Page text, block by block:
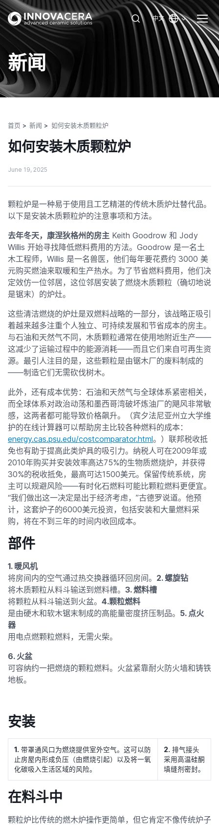
中文
新闻
首页 新闻 如何安装木质颗粒炉
如何安装木质颗粒炉
June 19, 2025
颗粒炉是一种易于使用且工艺精湛的传统木质炉灶替代品。
以下是安装木质颗粒炉的注意事项和方法。
去年冬天，康涅狄格州的房主 Keith Goodrow 和 Jody
Willis 开始寻找降低燃料费用的方法。Goodrow 是一名土
木工程师，Willis 是一名兽医，他们每年要花费约 3000 美
元购买燃油来取暖和生产热水。为了节省燃料费用，他们决
定效仿一位邻居，这位邻居安装了燃烧木质颗粒（确切地说
是锯末）的炉灶。
这些清洁燃烧的炉灶是双燃料战略的一部分，该战略正吸引
着越来越多注重个人独立、可持续发展和节省成本的房主。
与石油和天然气不同，木质颗粒通常在使用地附近生产——
这减少了运输过程中的能源消耗——而且它们来自可再生资
源。最引人注目的是，这些颗粒是由锯木厂的废料制成的
——制造它们无需砍伐树木。
此外，还有成本优势：石油和天然气与全球体系紧密相关，
而全球体系对政治动荡和墨西哥湾破坏炼油厂的飓风非常敏
感，这两者都可能导致价格飙升。（宾夕法尼亚州立大学维
护的在线计算器可以帮助房主比较各种燃料的成本：
energy.cas.psu.edu/costcomparator.html。）联邦税收抵
免也有助于提高此类炉具的吸引力。纳税人可在2009年或
2010年购买并安装效率高达75%的生物质燃烧炉，并获得
30%的税收抵免，最高可达1500美元。保留传统系统，房
主可以规避风险——有时化石燃料可能比颗粒燃料更便宜。
“我们做出这一决定是出于经济考虑，”古德罗说道。他预
计，这套炉子的6000美元投资，包括安装和大量燃料采
购，将在不到三年的时间内收回成本。
部件
1. 暖风机
将房间内的空气通过热交换器循环回房间。 2. 螺旋钻
将木质颗粒从料斗输送到燃料槽。 3. 燃料槽
将颗粒从料斗输送到火盆。 4.颗粒燃料
是由硬木和软木锯末制成的高能量密度挤压制品。 5. 点火
器
用电点燃颗粒燃料，无需火柴。
6. 火盆
可容纳约一把燃烧的颗粒燃料。火盆紧靠耐火防火墙和铸铁
地板。
安装
1. 带罩通风口为燃烧提供室外空气。这可以防
止房屋内形成负压（由燃烧引起）以及将一氧
化碳吸入生活区域的风险。
2. 排气接头
采用高温硅酮
填缝剂密封。
在料斗中
颗粒炉比传统的燃木炉操作更简单，但它肯定不像传统炉子